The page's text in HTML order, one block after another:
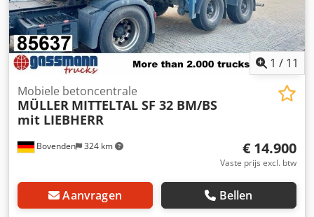
1 / 11
Bovenden 324 km
Mobiele betoncentrale
MÜLLER MITTELTAL SF 32 BM/BS
mit LIEBHERR
€ 14.900
Vaste prijs excl. btw
Aanvragen Bellen